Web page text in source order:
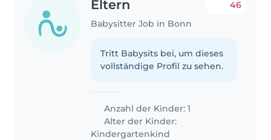
Eltern
Babysitter Job in Bonn
46
Tritt Babysits bei, um dieses
vollständige Profil zu sehen.
Anzahl der Kinder: 1
Alter der Kinder:
Kindergartenkind